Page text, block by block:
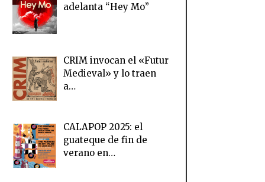
adelanta “Hey Mo”
CRIM invocan el «Futur
Medieval» y lo traen
a…
CALAPOP 2025: el
guateque de fin de
verano en…